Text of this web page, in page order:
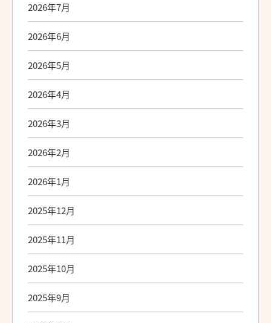
2026年7月
2026年6月
2026年5月
2026年4月
2026年3月
2026年2月
2026年1月
2025年12月
2025年11月
2025年10月
2025年9月